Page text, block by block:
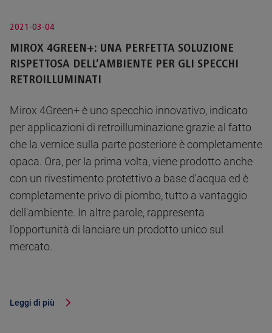
2021-03-04
MIROX 4GREEN+: UNA PERFETTA SOLUZIONE
RISPETTOSA DELL’AMBIENTE PER GLI SPECCHI
RETROILLUMINATI
Mirox 4Green+ è uno specchio innovativo, indicato
per applicazioni di retroilluminazione grazie al fatto
che la vernice sulla parte posteriore è completamente
opaca. Ora, per la prima volta, viene prodotto anche
con un rivestimento protettivo a base d'acqua ed è
completamente privo di piombo, tutto a vantaggio
dell'ambiente. In altre parole, rappresenta
l’opportunità di lanciare un prodotto unico sul
mercato.
Leggi di più